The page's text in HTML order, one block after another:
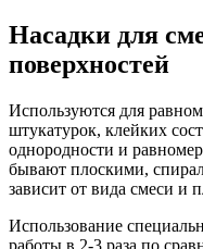
Насадки для
поверхностей
Используются для
штукатурок, клейких
однородности и
бывают плоскими,
зависит от вида смеси и
Использование